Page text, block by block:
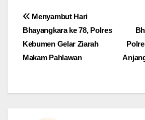
Navigasi
pos
Menyambut Hari
Bhayangkara ke 78, Polres
Kebumen Gelar Ziarah
Makam Pahlawan